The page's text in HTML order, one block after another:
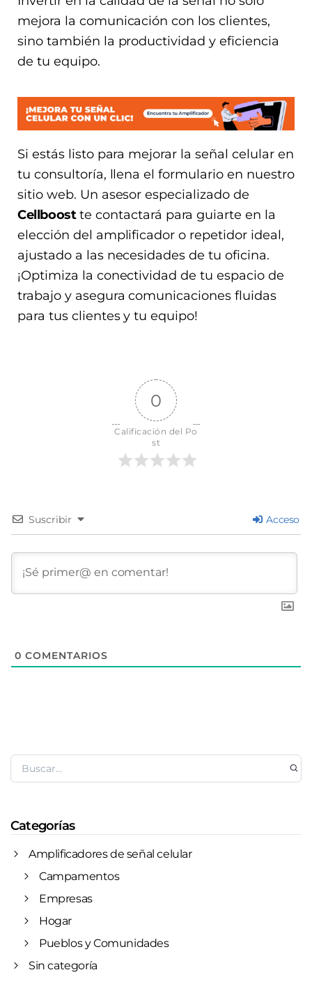
mejora la comunicación con los clientes,
sino también la productividad y eficiencia
de tu equipo.
Si estás listo para mejorar la señal celular en
tu consultoría, llena el formulario en nuestro
sitio web. Un asesor especializado de
Cellboostte contactará para guiarte en la
elección del amplificador o repetidor ideal,
ajustado a las necesidades de tu oficina.
¡Optimiza la conectividad de tu espacio de
trabajo y asegura comunicaciones fluidas
para tus clientes y tu equipo!
0
Calificación del Po
st
Suscribir Acceso
0 COMENTARIOS
Categorías
Amplificadores de señal celular
Campamentos
Empresas
Hogar
Pueblos y Comunidades
Sin categoría